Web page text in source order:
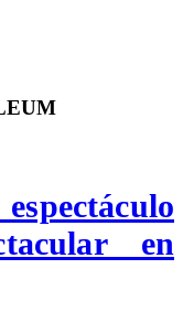
en